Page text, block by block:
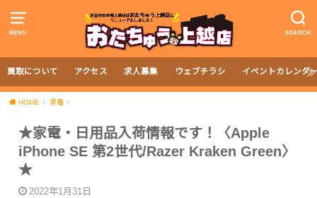
MENU SEARCH
買取について アクセス 求人募集 ウェブチラシ イベントカレンダ
HOME 家電
★家電・日用品入荷情報です！〈Apple
iPhone SE 第2世代/Razer Kraken Green〉
★
2022年1月31日